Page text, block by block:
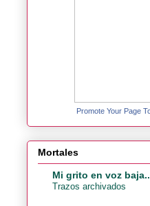
Promote Your Page
Mortales
Mi grito en voz
Trazos archivados